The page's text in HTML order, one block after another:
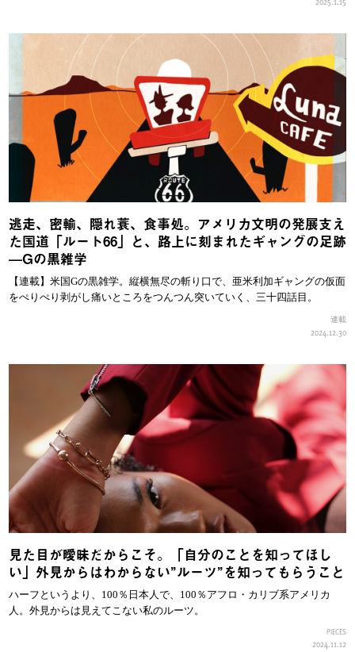
逃走、密輸、隠れ蓑、食事処。アメリカ文明の発展支え
た国道「ルート66」と、路上に刻まれたギャングの足跡
—Gの黒雑学
【連載】米国Gの黒雑学。縦横無尽の斬り口で、亜米利加ギャングの仮面
をぺりぺり剥がし痛いところをつんつん突いていく、三十四話目。
連載
2024.12.30
見た目が曖昧だからこそ。「自分のことを知ってほし
い」外見からはわからない”ルーツ”を知ってもらうこと
ハーフというより、100％日本人で、100％アフロ・カリブ系アメリカ
人。外見からは見えてこない私のルーツ。
PIECES
2024.11.12